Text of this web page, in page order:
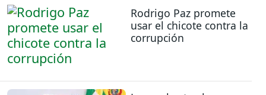
Rodrigo Paz promete
usar el chicote contra la
corrupción